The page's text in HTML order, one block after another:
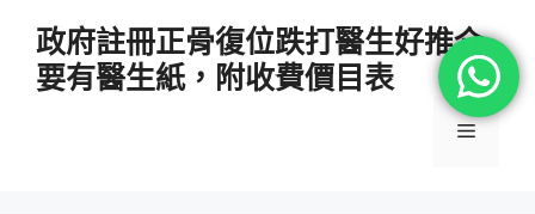
政府註冊正骨復位跌打醫生好推介
要有醫生紙，附收費價目表
選